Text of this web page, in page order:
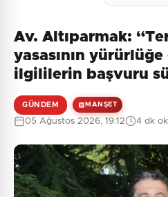
Av. Altıparmak:
yasasının
ilgililerin başvuru
GÜNDEM MANŞET
05 Ağustos 2026, 19:12 4 dk